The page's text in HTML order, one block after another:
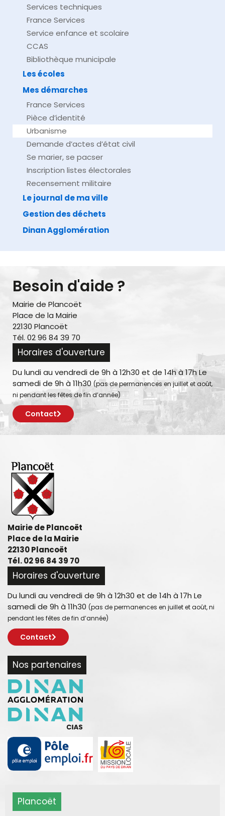
Services techniques
France Services
Service enfance et scolaire
CCAS
Bibliothèque municipale
Les écoles
Mes démarches
France Services
Pièce d’identité
Urbanisme
Demande d’actes d’état civil
Se marier, se pacser
Inscription listes électorales
Recensement militaire
Le journal de ma ville
Gestion des déchets
Dinan Agglomération
Besoin d'aide ?
Mairie de Plancoët
Place de la Mairie
22130 Plancoët
Tél. 02 96 84 39 70
Horaires d'ouverture
Du lundi au vendredi de 9h à 12h30 et de 14h à 17h Le
samedi de 9h à 11h30 (pas de permanences en juillet et août,
ni pendant les fêtes de fin d’année)
Contact
Mairie de Plancoët
Place de la Mairie
22130 Plancoët
Tél. 02 96 84 39 70
Horaires d'ouverture
Du lundi au vendredi de 9h à 12h30 et de 14h à 17h Le
samedi de 9h à 11h30 (pas de permanences en juillet et août, ni
pendant les fêtes de fin d’année)
Contact
Nos partenaires
Plancoët